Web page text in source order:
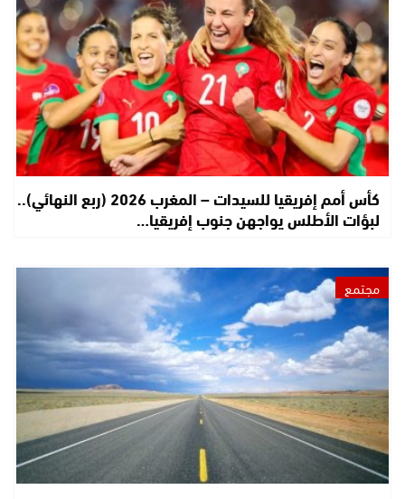
كأس أمم إفريقيا للسيدات – المغرب 2026 (ربع النهائي)..
لبؤات الأطلس يواجهن جنوب إفريقيا…
مجتمع